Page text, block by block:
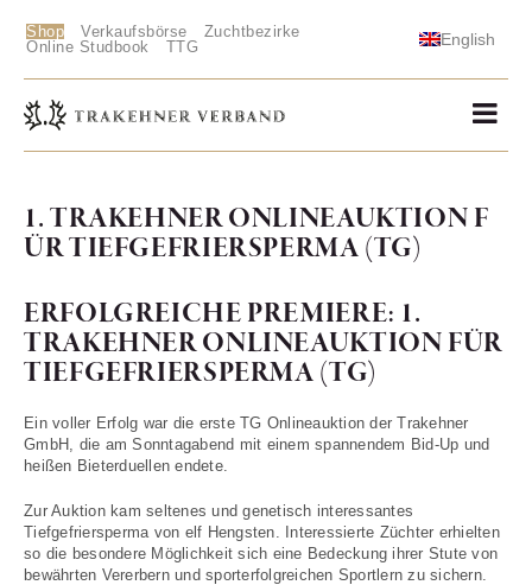
Shop Verkaufsbörse
Zuchtbezirke
Online Studbook
TTG English
1. TRAKEHNER ONLINEAUKTION F
ÜR TIEFGEFRIERSPERMA (TG)
ERFOLGREICHE PREMIERE: 1.
TRAKEHNER ONLINEAUKTION FÜR
TIEFGEFRIERSPERMA (TG)
Ein voller Erfolg war die erste TG Onlineauktion der Trakehner
GmbH, die am Sonntagabend mit einem spannendem Bid-Up und
heißen Bieterduellen endete.
Zur Auktion kam seltenes und genetisch interessantes
Tiefgefriersperma von elf Hengsten. Interessierte Züchter erhielten
so die besondere Möglichkeit sich eine Bedeckung ihrer Stute von
bewährten Vererbern und sporterfolgreichen Sportlern zu sichern.